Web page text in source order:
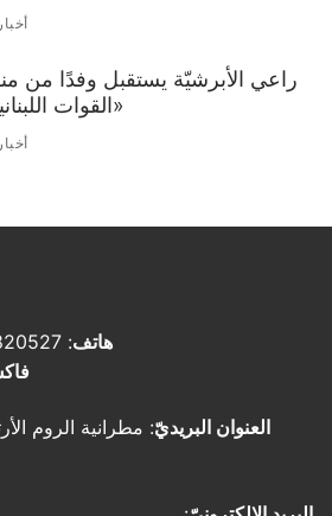
أخبار
راعي الأبرشيّة يستقبل وفدًا من
«القوات
أخبار
هاتف: 820527 – 806882 8 00961
العنوان البريديّ: مطرانية الروم